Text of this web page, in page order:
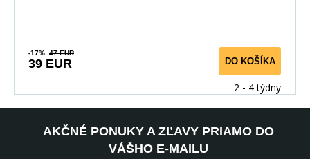
-17% 47 EUR
39 EUR DO KOŠÍKA
2 - 4 týdny
AKČNÉ PONUKY A ZĽAVY PRIAMO DO
VÁŠHO E-MAILU